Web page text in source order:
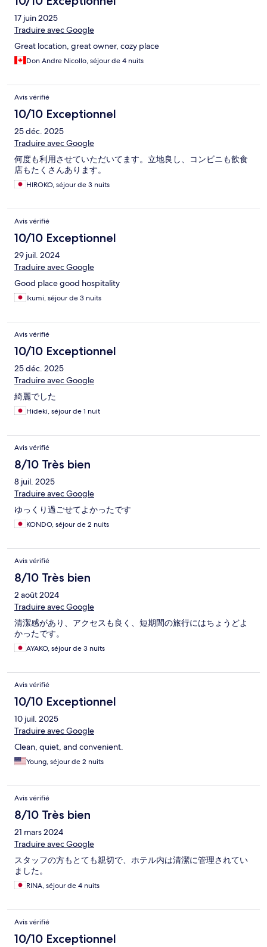
17 juin 2025
Traduire avec Google
Great location, great owner, cozy place
Don Andre Nicollo, séjour de 4 nuits
Avis vérifié
10/10 Exceptionnel
25 déc. 2025
Traduire avec Google
何度も利用させていただいてます。立地良し、コンビニも飲食
店もたくさんあります。
HIROKO, séjour de 3 nuits
Avis vérifié
10/10 Exceptionnel
29 juil. 2024
Traduire avec Google
Good place good hospitality
Ikumi, séjour de 3 nuits
Avis vérifié
10/10 Exceptionnel
25 déc. 2025
Traduire avec Google
綺麗でした
Hideki, séjour de 1 nuit
Avis vérifié
8/10 Très bien
8 juil. 2025
Traduire avec Google
ゆっくり過ごせてよかったです
KONDO, séjour de 2 nuits
Avis vérifié
8/10 Très bien
2 août 2024
Traduire avec Google
清潔感があり、アクセスも良く、短期間の旅行にはちょうどよ
かったです。
AYAKO, séjour de 3 nuits
Avis vérifié
10/10 Exceptionnel
10 juil. 2025
Traduire avec Google
Clean, quiet, and convenient.
Young, séjour de 2 nuits
Avis vérifié
8/10 Très bien
21 mars 2024
Traduire avec Google
スタッフの方もとても親切で、ホテル内は清潔に管理されてい
ました。
RINA, séjour de 4 nuits
Avis vérifié
10/10 Exceptionnel